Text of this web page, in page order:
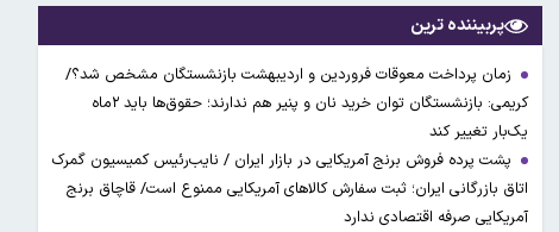
پربیننده ترین
زمان پرداخت معوقات فروردین و اردیبهشت بازنشستگان مشخص شد؟/
کریمی: بازنشستگان توان خرید نان و پنیر هم ندارند؛ حقوق‌ها باید ۲ماه
یک‌بار تغییر کند
پشت پرده فروش برنج آمریکایی در بازار ایران / نایب‌رئیس کمیسیون گمرک
اتاق بازرگانی ایران؛ ثبت سفارش کالاهای آمریکایی ممنوع است/ قاچاق برنج
آمریکایی صرفه اقتصادی ندارد